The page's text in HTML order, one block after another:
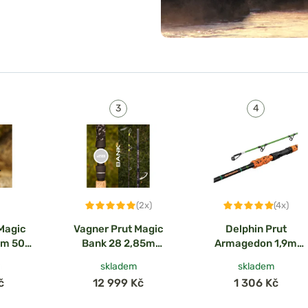
i na
si ji
záleží, kde
že se
sumčí
50-
(2x)
Vagner Prut Magic
Bank 28 2,85m
skladem
12 999 Kč
(4x)
Delphin Prut
Armagedon 1,9m
skladem
1 306 Kč